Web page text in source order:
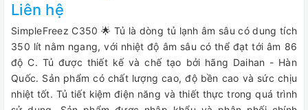
Liên hệ
SimpleFreez C350 🌟 Tủ là dòng tủ lạnh âm sâu có dung tích
350 lít nằm ngang, với nhiệt độ âm sâu có thể đạt tới âm 86
độ C. Tủ được thiết kế và chế tạo bởi hãng Daihan - Hàn
Quốc. Sản phẩm có chất lượng cao, độ bền cao và sức chịu
nhiệt tốt. Tủ tiết kiệm điện năng và thiết thực trong quá trình